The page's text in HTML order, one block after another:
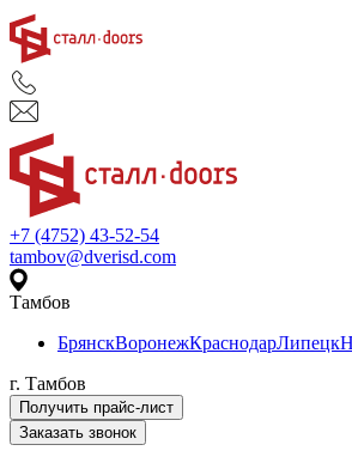
+7 (4752) 43-52-54
tambov@dverisd.com
Тамбов
БрянскВоронежКраснодарЛипецк
г. Тамбов
Получить прайс-лист
Заказать звонок